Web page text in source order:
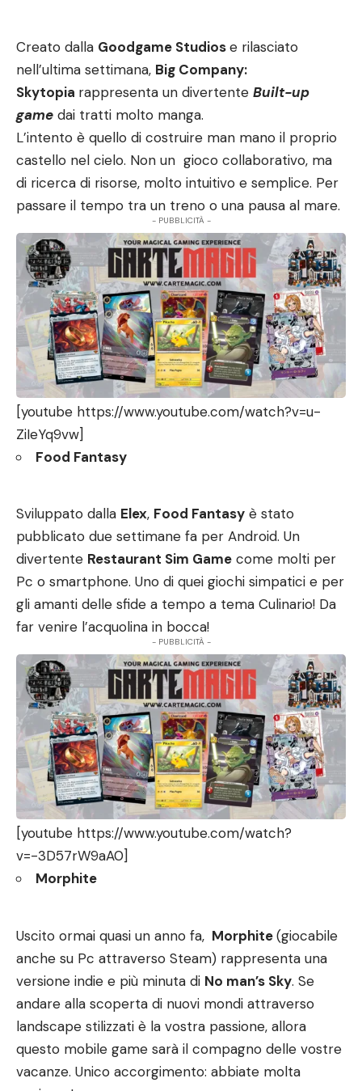
Creato dalla Goodgame Studiose rilasciato
nell’ultima settimana, Big Company:
Skytopia rappresenta un divertente Built-up
game dai tratti molto manga.
L’intento è quello di costruire man mano il proprio
castello nel cielo. Non un gioco collaborativo, ma
di ricerca di risorse, molto intuitivo e semplice. Per
passare il tempo tra un treno o una pausa al mare.
- PUBBLICITÀ -
[youtube https://www.youtube.com/watch?v=u-
ZiIeYq9vw]
Food Fantasy
Sviluppato dalla Elex, Food Fantasy è stato
pubblicato due settimane fa per Android. Un
divertente Restaurant Sim Game come molti per
Pc o smartphone. Uno di quei giochi simpatici e per
gli amanti delle sfide a tempo a tema Culinario! Da
far venire l’acquolina in bocca!
- PUBBLICITÀ -
[youtube https://www.youtube.com/watch?
v=-3D57rW9aA0]
Morphite
Uscito ormai quasi un anno fa, Morphite(giocabile
anche su Pc attraverso Steam) rappresenta una
versione indie e più minuta di No man’s Sky. Se
andare alla scoperta di nuovi mondi attraverso
landscape stilizzati è la vostra passione, allora
questo mobile game sarà il compagno delle vostre
vacanze. Unico accorgimento: abbiate molta